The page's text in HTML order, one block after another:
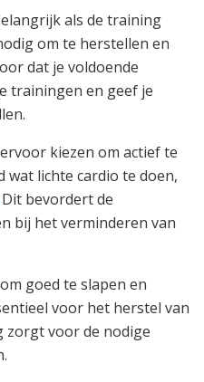
als de training
om te herstellen en
dat je voldoende
trainingen en geef je
kiezen om actief te
lichte cardio te doen,
Dit bevordert de
bij het verminderen van
goed te slapen en
voor het herstel van
zorgt voor de nodige